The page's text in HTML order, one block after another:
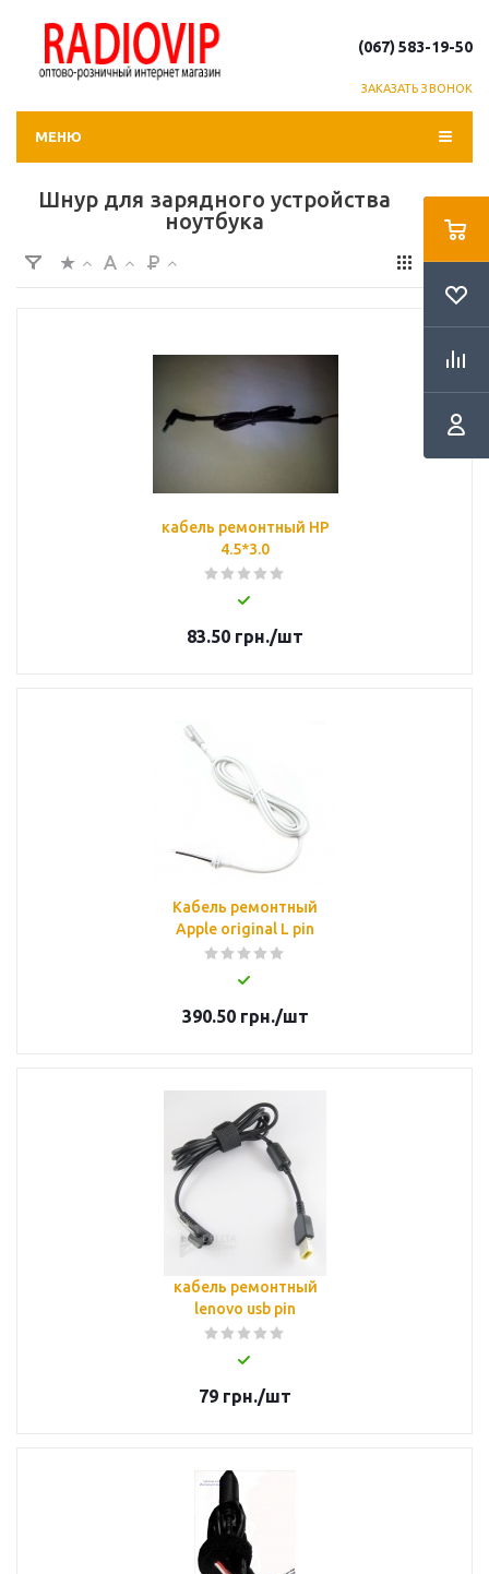
(067) 583-19-50
ЗАКАЗАТЬ ЗВОНОК
МЕНЮ
Шнур для зарядного устройства
ноутбука
кабель ремонтный HP
4.5*3.0
83.50 грн./шт
Кабель ремонтный
Apple original L pin
390.50грн./шт
кабель ремонтный
lenovo usb pin
79 грн./шт